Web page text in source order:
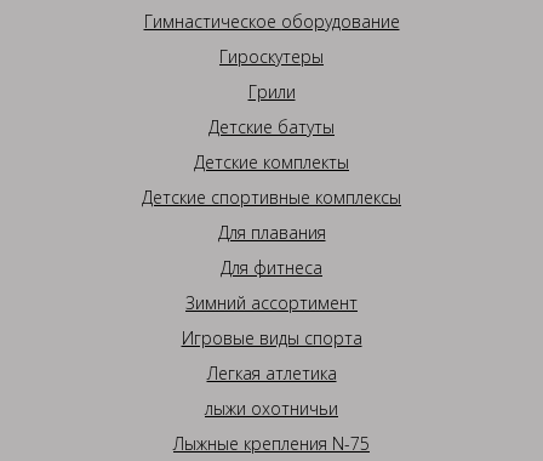
Гимнастическое оборудование
Гироскутеры
Грили
Детские батуты
Детские комплекты
Детские спортивные комплексы
Для плавания
Для фитнеса
Зимний ассортимент
Игровые виды спорта
Легкая атлетика
лыжи охотничьи
Лыжные крепления N-75